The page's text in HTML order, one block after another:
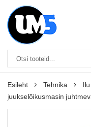
Esileht Tehnika Ilu
juukselõikusmasin